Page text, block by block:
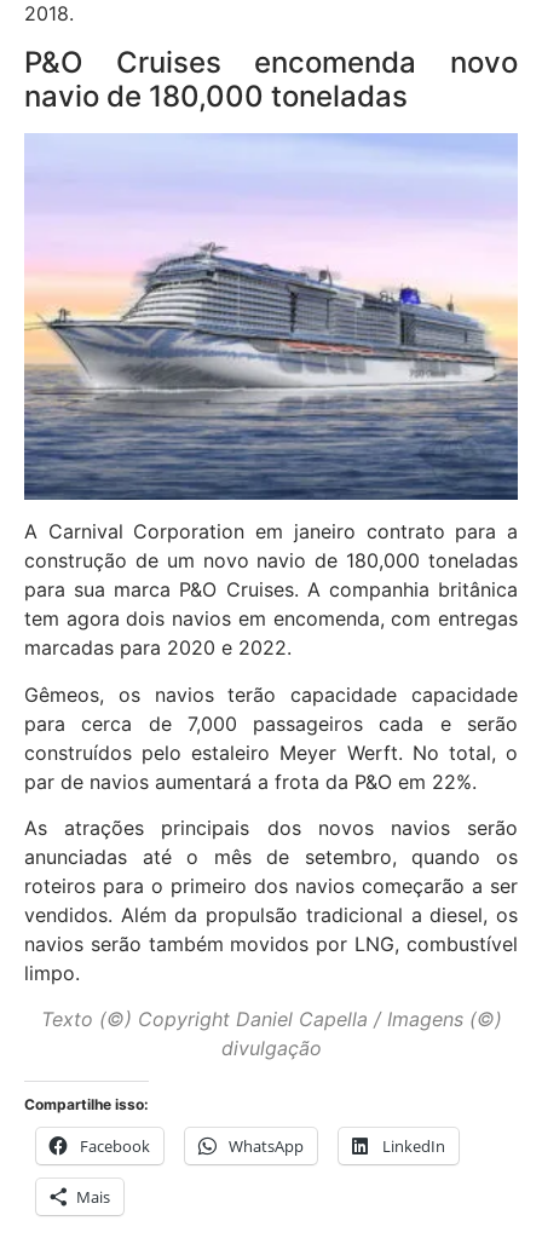
2018.
P&O Cruises encomenda novo
navio de 180,000 toneladas
A Carnival Corporation em janeiro contrato para a
construção de um novo navio de 180,000 toneladas
para sua marca P&O Cruises. A companhia britânica
tem agora dois navios em encomenda, com entregas
marcadas para 2020 e 2022.
Gêmeos, os navios terão capacidade capacidade
para cerca de 7,000 passageiros cada e serão
construídos pelo estaleiro Meyer Werft. No total, o
par de navios aumentará a frota da P&O em 22%.
As atrações principais dos novos navios serão
anunciadas até o mês de setembro, quando os
roteiros para o primeiro dos navios começarão a ser
vendidos. Além da propulsão tradicional a diesel, os
navios serão também movidos por LNG, combustível
limpo.
Texto (©) Copyright Daniel Capella / Imagens (©)
divulgação
Compartilhe isso:
Facebook WhatsApp LinkedIn
Mais